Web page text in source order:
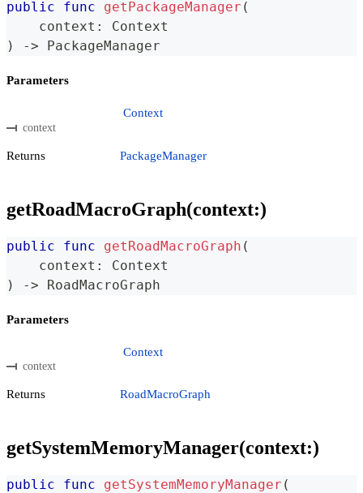
public func getPackageManager (
    context
:
Context
)
-> PackageManager
Parameters
context
Context
Returns PackageManager
getRoadMacroGraph(context:)
public func getRoadMacroGraph (
    context
:
Context
)
-> RoadMacroGraph
Parameters
context
Context
Returns RoadMacroGraph
getSystemMemoryManager(context:)
public func getSystemMemoryManager (